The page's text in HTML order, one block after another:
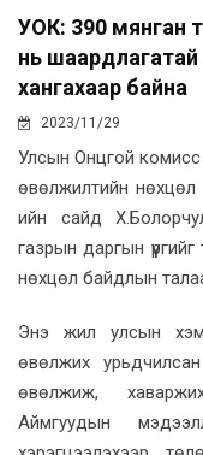
УОК: 390 мянган
нь шаардлагатай
хангахаар байна
2023/11/29
Улсын Онцгой
өвөлжилтийн
ийн сайд
газрын даргын
нөхцөл байдлын
Энэ жил улсын
өвөлжих
өвөлжиж,
Аймгуудын